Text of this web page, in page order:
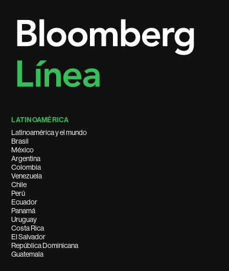
LATINOAMÉRICA
Latinoamérica y el mundo
Brasil
México
Argentina
Colombia
Venezuela
Chile
Perú
Ecuador
Panamá
Uruguay
Costa Rica
El Salvador
República Dominicana
Guatemala